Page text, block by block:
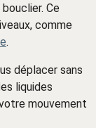
Ce
comme
.
déplacer sans
liquides
mouvement